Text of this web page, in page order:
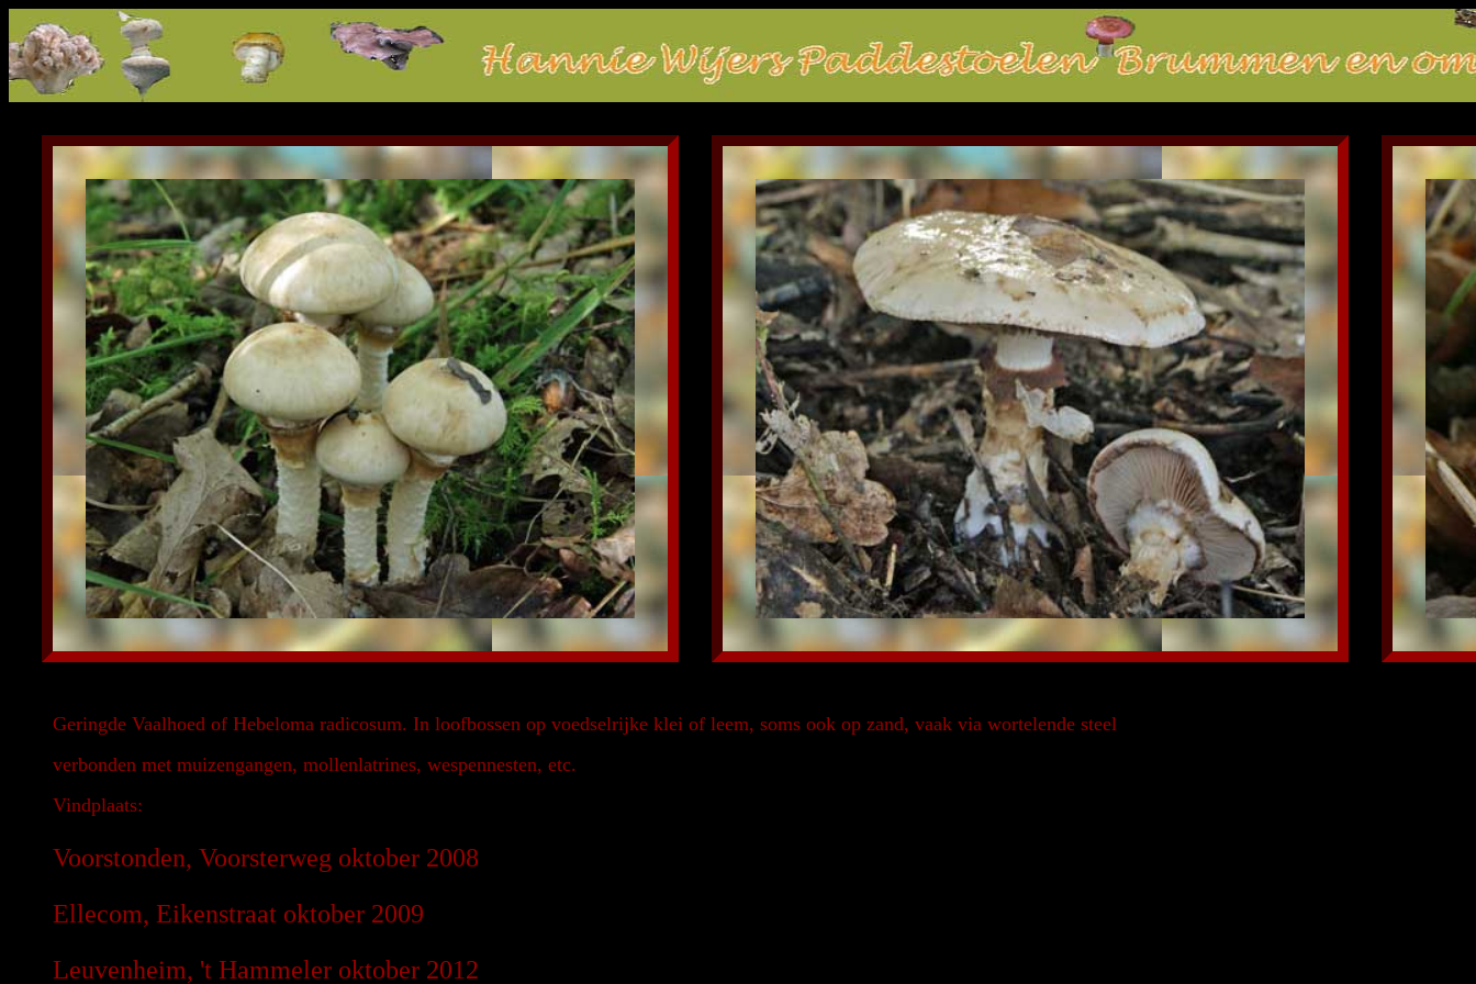
Geringde Vaalhoed of Hebeloma radicosum. In loofbossen op voedselrijke klei of leem, soms ook op zand, vaak via wortelende steel
verbonden met muizengangen, mollenlatrines, wespennesten, etc.
Vindplaats:
Voorstonden, Voorsterweg oktober 2008
Ellecom, Eikenstraat oktober 2009
Leuvenheim, 't Hammeler oktober 2012